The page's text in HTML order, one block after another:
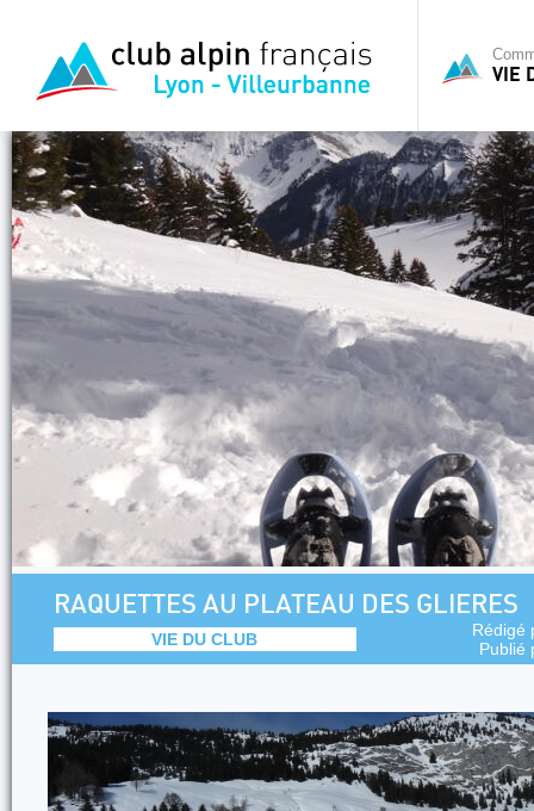
VIE
RAQUETTES AU PLATEAU DES GLIERES
VIE DU CLUB
Rédigé
Publié